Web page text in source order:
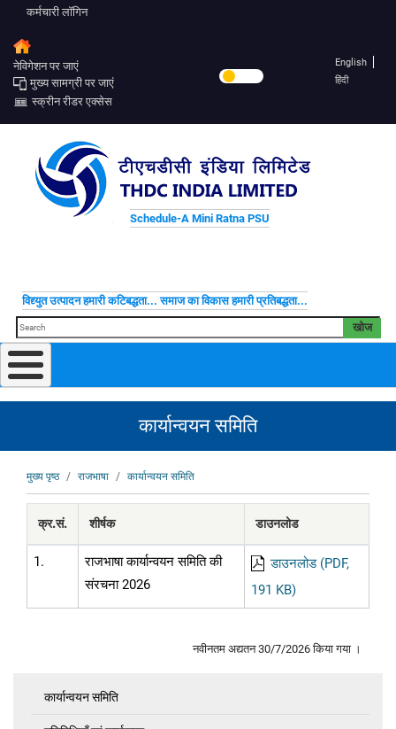
कर्मचारी लॉगिन
नेविगेशन पर जाएं
मुख्य सामग्री पर जाएं
स्क्रीन रीडर एक्सेस
English
हिंदी
Schedule-A Mini Ratna PSU
विद्द्युत उत्पादन हमारी कटिबद्धता... समाज का विकास हमारी प्रतिबद्धता...
खोज
कार्यान्वयन समिति
पग
चिन्ह
मुख्य पृष्ठ राजभाषा कार्यान्वयन समिति
क्र.सं. शीर्षक डाउनलोड
1.
राजभाषा कार्यान्वयन समिति की
संरचना 2026
डाउनलोड (PDF,
191 KB)
नवीनतम अद्यतन 30/7/2026 किया गया ।
कार्यान्वयन समिति